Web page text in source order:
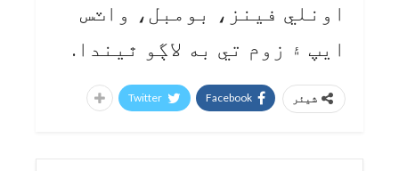
اونلي فينز، بومبل، واٽس
ايپ ۽ زوم تي به لاڳو ٿيندا.
شیئر Facebook
Twitter